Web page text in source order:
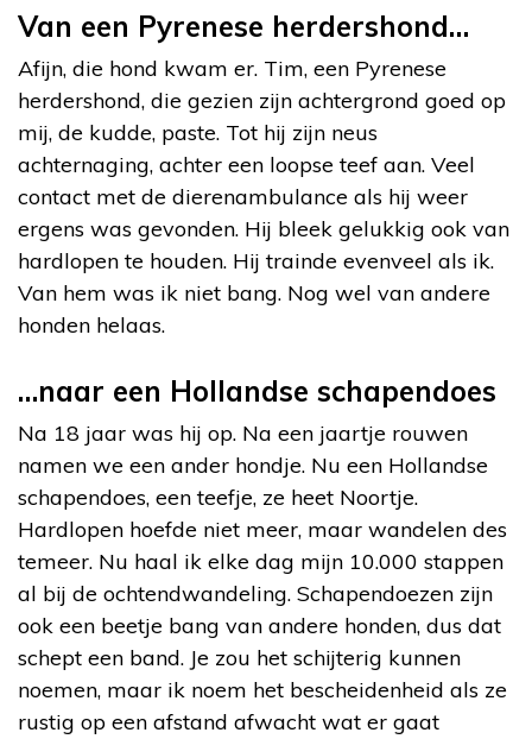
Van een Pyrenese herdershond…
Afijn, die hond kwam er. Tim, een Pyrenese
herdershond, die gezien zijn achtergrond goed op
mij, de kudde, paste. Tot hij zijn neus
achternaging, achter een loopse teef aan. Veel
contact met de dierenambulance als hij weer
ergens was gevonden. Hij bleek gelukkig ook van
hardlopen te houden. Hij trainde evenveel als ik.
Van hem was ik niet bang. Nog wel van andere
honden helaas.
…naar een Hollandse schapendoes
Na 18 jaar was hij op. Na een jaartje rouwen
namen we een ander hondje. Nu een Hollandse
schapendoes, een teefje, ze heet Noortje.
Hardlopen hoefde niet meer, maar wandelen des
temeer. Nu haal ik elke dag mijn 10.000 stappen
al bij de ochtendwandeling. Schapendoezen zijn
ook een beetje bang van andere honden, dus dat
schept een band. Je zou het schijterig kunnen
noemen, maar ik noem het bescheidenheid als ze
rustig op een afstand afwacht wat er gaat